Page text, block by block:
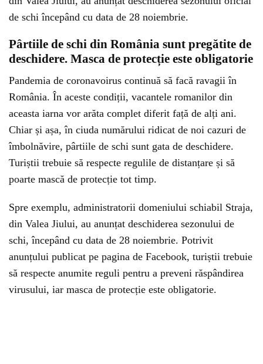
de schi începând cu data de 28 noiembrie.
Pârtiile de schi din România sunt pregătite de
deschidere. Masca de protecție este obligatorie
Pandemia de coronavoirus continuă să facă ravagii în
România. În aceste condiții, vacantele romanilor din
aceasta iarna vor arăta complet diferit față de alți ani.
Chiar și așa, în ciuda numărului ridicat de noi cazuri de
îmbolnăvire, pârtiile de schi sunt gata de deschidere.
Turiștii trebuie să respecte regulile de distanțare și să
poarte mască de protecție tot timp.
Spre exemplu, administratorii domeniului schiabil Straja,
din Valea Jiului, au anunțat deschiderea sezonului de
schi, începând cu data de 28 noiembrie. Potrivit
anunțului publicat pe pagina de Facebook, turiștii trebuie
să respecte anumite reguli pentru a preveni răspândirea
virusului, iar masca de protecție este obligatorie.